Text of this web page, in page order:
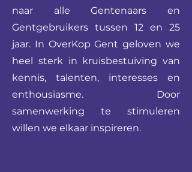
naar alle Gentenaars en
Gentgebruikers tussen 12 en 25
jaar. In OverKop Gent geloven we
heel sterk in kruisbestuiving van
kennis, talenten, interesses en
enthousiasme. Door
samenwerking te stimuleren
willen we elkaar inspireren.